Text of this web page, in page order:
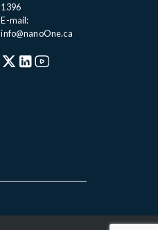
1396
E-mail:
info@nanoOne.ca